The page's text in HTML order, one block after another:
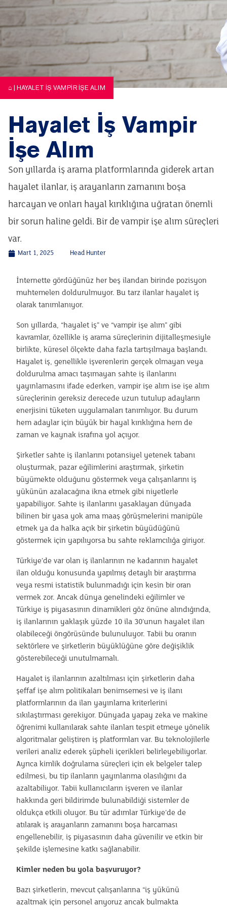
⌂ | HAYALET İŞ VAMPIR İŞE ALIM
Hayalet İş Vampir
İşe Alım
Son yıllarda iş arama platformlarında giderek artan
hayalet ilanlar, iş arayanların zamanını boşa
harcayan ve onları hayal kırıklığına uğratan önemli
bir sorun haline geldi. Bir de vampir işe alım süreçleri
var.
Mart 1, 2025 Head Hunter
İnternette gördüğünüz her beş ilandan birinde pozisyon
muhtemelen doldurulmuyor. Bu tarz ilanlar hayalet iş
olarak tanımlanıyor.
Son yıllarda, “hayalet iş” ve “vampir işe alım” gibi
kavramlar, özellikle iş arama süreçlerinin dijitalleşmesiyle
birlikte, küresel ölçekte daha fazla tartışılmaya başlandı.
Hayalet iş, genellikle işverenlerin gerçek olmayan veya
doldurulma amacı taşımayan sahte iş ilanlarını
yayınlamasını ifade ederken, vampir işe alım ise işe alım
süreçlerinin gereksiz derecede uzun tutulup adayların
enerjisini tüketen uygulamaları tanımlıyor. Bu durum
hem adaylar için büyük bir hayal kırıklığına hem de
zaman ve kaynak israfına yol açıyor.
Şirketler sahte iş ilanlarını potansiyel yetenek tabanı
oluşturmak, pazar eğilimlerini araştırmak, şirketin
büyümekte olduğunu göstermek veya çalışanlarını iş
yükünün azalacağına ikna etmek gibi niyetlerle
yapabiliyor. Sahte iş ilanlarını yasaklayan dünyada
bilinen bir yasa yok ama maaş görüşmelerini manipüle
etmek ya da halka açık bir şirketin büyüdüğünü
göstermek için yapılıyorsa bu sahte reklamcılığa giriyor.
Türkiye’de var olan iş ilanlarının ne kadarının hayalet
ilan olduğu konusunda yapılmış detaylı bir araştırma
veya resmi istatistik bulunmadığı için kesin bir oran
vermek zor. Ancak dünya genelindeki eğilimler ve
Türkiye iş piyasasının dinamikleri göz önüne alındığında,
iş ilanlarının yaklaşık yüzde 10 ila 30’unun hayalet ilan
olabileceği öngörüsünde bulunuluyor. Tabii bu oranın
sektörlere ve şirketlerin büyüklüğüne göre değişiklik
gösterebileceği unutulmamalı.
Hayalet iş ilanlarının azaltılması için şirketlerin daha
şeffaf işe alım politikaları benimsemesi ve iş ilanı
platformlarının da ilan yayınlama kriterlerini
sıkılaştırması gerekiyor. Dünyada yapay zeka ve makine
öğrenimi kullanılarak sahte ilanları tespit etmeye yönelik
algoritmalar geliştiren iş platformları var. Bu teknolojilerle
verileri analiz ederek şüpheli içerikleri belirleyebiliyorlar.
Ayrıca kimlik doğrulama süreçleri için ek belgeler talep
edilmesi, bu tip ilanların yayınlanma olasılığını da
azaltabiliyor. Tabii kullanıcıların işveren ve ilanlar
hakkında geri bildirimde bulunabildiği sistemler de
oldukça etkili oluyor. Bu tür adımlar Türkiye’de de
atılarak iş arayanların zamanını boşa harcaması
engellenebilir, iş piyasasının daha güvenilir ve etkin bir
şekilde işlemesine katkı sağlanabilir.
Kimler neden bu yola başvuruyor?
Bazı şirketlerin, mevcut çalışanlarına “iş yükünü
azaltmak için personel arıyoruz ancak bulmakta